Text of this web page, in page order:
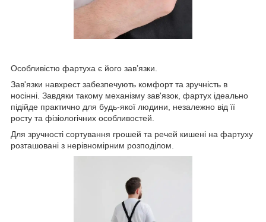
Особливістю фартуха є його зав’язки.
Зав'язки навхрест забезпечують комфорт та зручність в
носінні. Завдяки такому механізму зав'язок, фартух ідеально
підійде практично для будь-якої людини, незалежно від її
росту та фізіологічних особливостей.
Для зручності сортування грошей та речей кишені на фартуху
розташовані з нерівномірним розподілом.